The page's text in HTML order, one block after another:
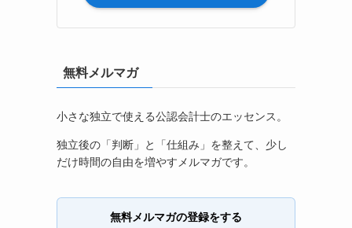
無料メルマガ
小さな独立で使える公認会計士のエッセンス。
独立後の「判断」と「仕組み」を整えて、少し
だけ時間の自由を増やすメルマガです。
無料メルマガの登録をする